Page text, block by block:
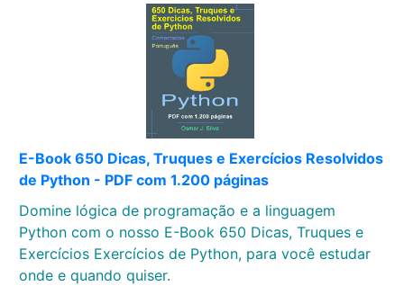
E-Book 650 Dicas, Truques e Exercícios Resolvidos
de Python - PDF com 1.200 páginas
Domine lógica de programação e a linguagem
Python com o nosso E-Book 650 Dicas, Truques e
Exercícios Exercícios de Python, para você estudar
onde e quando quiser.